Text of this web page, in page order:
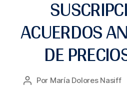
ACUERDOS
DE
Por María Dolores Nasiff